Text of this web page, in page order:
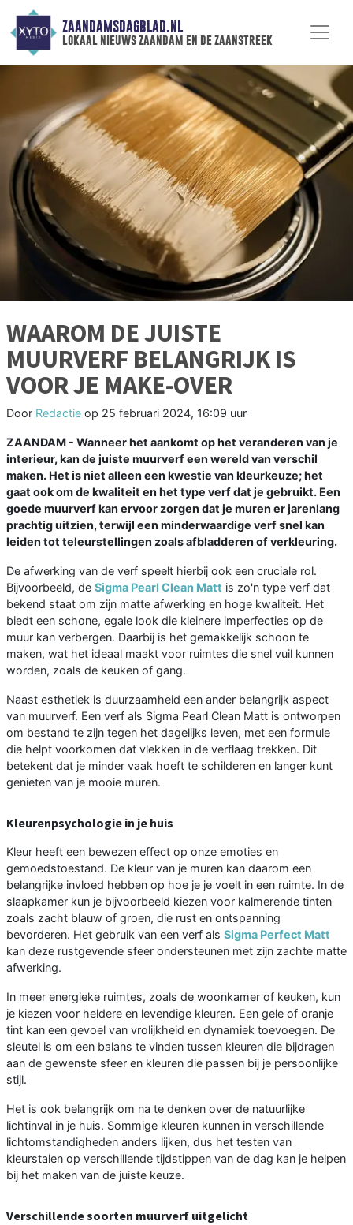
ZAANDAMSDAGBLAD.NL
lokaal nieuws zaandam en de zaanstreek
WAAROM DE JUISTE
MUURVERF BELANGRIJK IS
VOOR JE MAKE-OVER
Door Redactie op 25 februari 2024, 16:09 uur
ZAANDAM - Wanneer het aankomt op het veranderen van je
interieur, kan de juiste muurverf een wereld van verschil
maken. Het is niet alleen een kwestie van kleurkeuze; het
gaat ook om de kwaliteit en het type verf dat je gebruikt. Een
goede muurverf kan ervoor zorgen dat je muren er jarenlang
prachtig uitzien, terwijl een minderwaardige verf snel kan
leiden tot teleurstellingen zoals afbladderen of verkleuring.
De afwerking van de verf speelt hierbij ook een cruciale rol.
Bijvoorbeeld, de Sigma Pearl Clean Matt is zo'n type verf dat
bekend staat om zijn matte afwerking en hoge kwaliteit. Het
biedt een schone, egale look die kleinere imperfecties op de
muur kan verbergen. Daarbij is het gemakkelijk schoon te
maken, wat het ideaal maakt voor ruimtes die snel vuil kunnen
worden, zoals de keuken of gang.
Naast esthetiek is duurzaamheid een ander belangrijk aspect
van muurverf. Een verf als Sigma Pearl Clean Matt is ontworpen
om bestand te zijn tegen het dagelijks leven, met een formule
die helpt voorkomen dat vlekken in de verflaag trekken. Dit
betekent dat je minder vaak hoeft te schilderen en langer kunt
genieten van je mooie muren.
Kleurenpsychologie in je huis
Kleur heeft een bewezen effect op onze emoties en
gemoedstoestand. De kleur van je muren kan daarom een
belangrijke invloed hebben op hoe je je voelt in een ruimte. In de
slaapkamer kun je bijvoorbeeld kiezen voor kalmerende tinten
zoals zacht blauw of groen, die rust en ontspanning
bevorderen. Het gebruik van een verf als Sigma Perfect Matt
kan deze rustgevende sfeer ondersteunen met zijn zachte matte
afwerking.
In meer energieke ruimtes, zoals de woonkamer of keuken, kun
je kiezen voor heldere en levendige kleuren. Een gele of oranje
tint kan een gevoel van vrolijkheid en dynamiek toevoegen. De
sleutel is om een balans te vinden tussen kleuren die bijdragen
aan de gewenste sfeer en kleuren die passen bij je persoonlijke
stijl.
Het is ook belangrijk om na te denken over de natuurlijke
lichtinval in je huis. Sommige kleuren kunnen in verschillende
lichtomstandigheden anders lijken, dus het testen van
kleurstalen op verschillende tijdstippen van de dag kan je helpen
bij het maken van de juiste keuze.
Verschillende soorten muurverf uitgelicht